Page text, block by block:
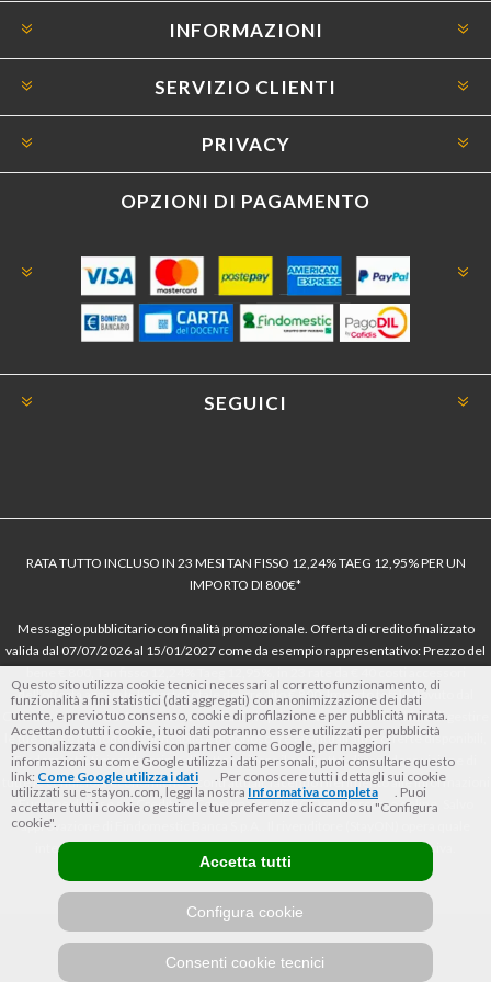
INFORMAZIONI
SERVIZIO CLIENTI
PRIVACY
OPZIONI DI PAGAMENTO
SEGUICI
RATA TUTTO INCLUSO IN 23 MESI TAN FISSO 12,24% TAEG 12,95% PER UN
IMPORTO DI 800€*
Messaggio pubblicitario con finalità promozionale. Offerta di credito finalizzato
valida dal 07/07/2026 al 15/01/2027 come da esempio rappresentativo: Prezzo del
dell’offerta azzerati. Importo totale del credito € 800. Importo totale dovuto dal
Consumatore € 920. Decorrenza media della prima rata a 90 giorni. Al fine di gestire
le tue spese in modo responsabile e di conoscere eventuali altre offerte disponibili,
Findomestic ti ricorda, prima di sottoscrivere il contratto, di prendere visione di
tutte le condizioni economiche e contrattuali, facendo riferimento alle Informazioni
Europee di Base sul Credito ai Consumatori (IEBCC) nel percorso online. Salvo
approvazione di Findomestic Banca S.p.A.. Il rivenditore (StayON) opera quale
intermediario del credito per Findomestic Banca S.p.A., non in esclusiva.
Questo sito utilizza cookie tecnici necessari al corretto funzionamento, di
funzionalità a fini statistici (dati aggregati) con anonimizzazione dei dati
utente, e previo tuo consenso, cookie di profilazione e per pubblicità mirata.
Accettando tutti i cookie, i tuoi dati potranno essere utilizzati per pubblicità
personalizzata e condivisi con partner come Google, per maggiori
informazioni su come Google utilizza i dati personali, puoi consultare questo
link: Come Google utilizza i dati
. Per conoscere tutti i dettagli sui cookie
utilizzati su e-stayon.com, leggi la nostra Informativa completa
. Puoi
accettare tutti i cookie o gestire le tue preferenze cliccando su "Configura
cookie".
Consenti cookie tecnici
Configura cookie
Accetta tutti